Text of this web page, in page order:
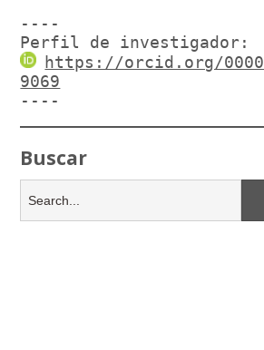
----
Perfil de investigador:
https://orcid.org/
9069
----
Buscar